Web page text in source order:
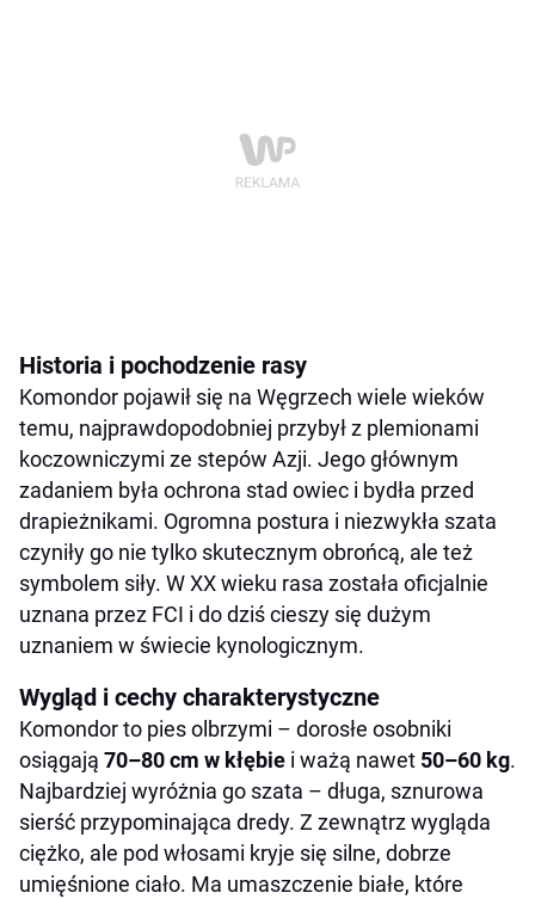
Historia i pochodzenie rasy
Komondor pojawił się na Węgrzech wiele wieków
temu, najprawdopodobniej przybył z plemionami
koczowniczymi ze stepów Azji. Jego głównym
zadaniem była ochrona stad owiec i bydła przed
drapieżnikami. Ogromna postura i niezwykła szata
czyniły go nie tylko skutecznym obrońcą, ale też
symbolem siły. W XX wieku rasa została oficjalnie
uznana przez FCI i do dziś cieszy się dużym
uznaniem w świecie kynologicznym.
Wygląd i cechy charakterystyczne
Komondor to pies olbrzymi – dorosłe osobniki
osiągają 70–80 cm w kłębie i ważą nawet 50–60 kg.
Najbardziej wyróżnia go szata – długa, sznurowa
sierść przypominająca dredy. Z zewnątrz wygląda
ciężko, ale pod włosami kryje się silne, dobrze
umięśnione ciało. Ma umaszczenie białe, które